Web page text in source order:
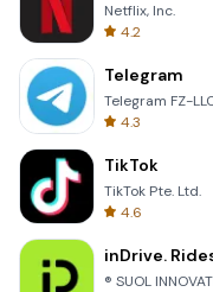
Netflix, Inc.
4.2
Telegram
Telegram FZ-
4.3
TikTok
TikTok Pte. Ltd.
4.6
inDrive.
® SUOL